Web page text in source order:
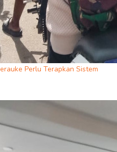
Perlu Terapkan Sistem